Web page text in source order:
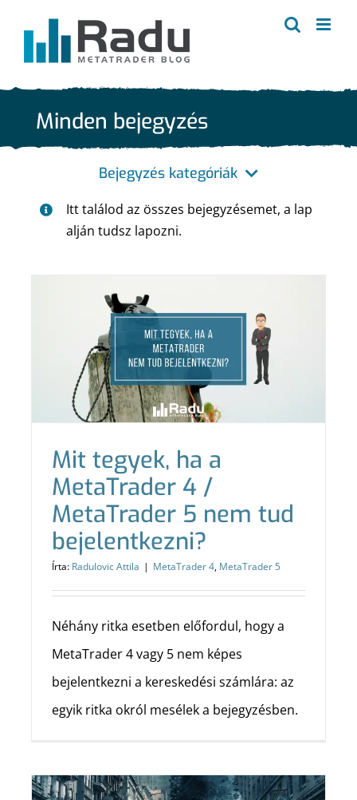
Minden bejegyzés
Bejegyzés kategóriák
Összes
MetaTrader 5
Kereskedés
Szoftverek, bejelentések
Gépház
Itt találod az összes bejegyzésemet, a lap
alján tudsz lapozni.
Mit tegyek, ha a
MetaTrader 4 /
MetaTrader 5 nem tud
bejelentkezni?
Írta: Radulovic Attila | MetaTrader 4, MetaTrader 5
Néhány ritka esetben előfordul, hogy a
MetaTrader 4 vagy 5 nem képes
bejelentkezni a kereskedési számlára: az
egyik ritka okról mesélek a bejegyzésben.